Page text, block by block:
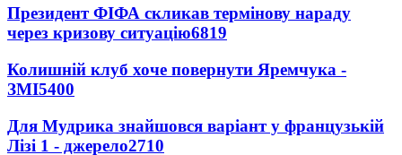
Президент ФІФА скликав термінову нараду
через кризову ситуацію6819
Колишній клуб хоче повернути Яремчука -
ЗМІ5400
Для Мудрика знайшовся варіант у французькій
Лізі 1 - джерело2710